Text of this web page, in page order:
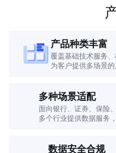
产品种类丰富
覆盖基础技术服务
为客户提供多场景的
多种场景适配
面向银行、证券、保险
多个行业提供数据服务
数据安全合规